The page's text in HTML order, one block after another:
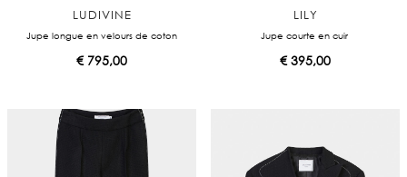
LUDIVINE
Jupe longue en velours de coton
€795,00
LILY
Jupe courte en cuir
€395,00